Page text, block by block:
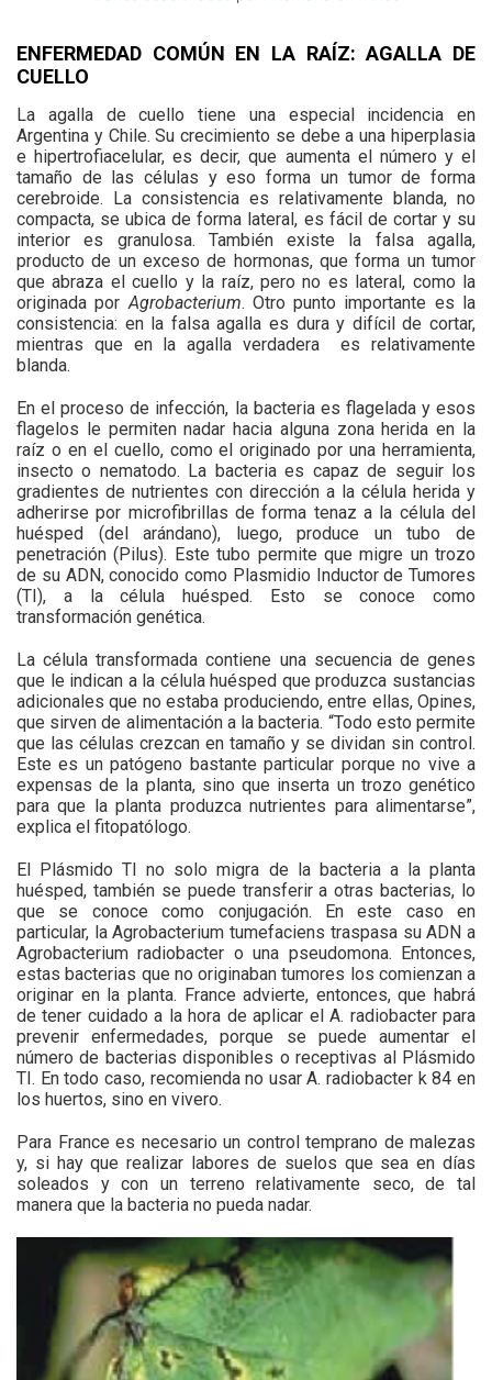
ENFERMEDAD COMÚN EN LA RAÍZ: AGALLA DE
CUELLO
La agalla de cuello tiene una especial incidencia en
Argentina y Chile. Su crecimiento se debe a una hiperplasia
e hipertrofiacelular, es decir, que aumenta el número y el
tamaño de las células y eso forma un tumor de forma
cerebroide. La consistencia es relativamente blanda, no
compacta, se ubica de forma lateral, es fácil de cortar y su
interior es granulosa. También existe la falsa agalla,
producto de un exceso de hormonas, que forma un tumor
que abraza el cuello y la raíz, pero no es lateral, como la
originada porAgrobacterium. Otro punto importante es la
consistencia: en la falsa agalla es dura y difícil de cortar,
mientras que en la agalla verdadera es relativamente
blanda.
En el proceso de infección, la bacteria es flagelada y esos
flagelos le permiten nadar hacia alguna zona herida en la
raíz o en el cuello, como el originado por una herramienta,
insecto o nematodo. La bacteria es capaz de seguir los
gradientes de nutrientes con dirección a la célula herida y
adherirse por microfibrillas de forma tenaz a la célula del
huésped (del arándano), luego, produce un tubo de
penetración (Pilus). Este tubo permite que migre un trozo
de su ADN, conocido como Plasmidio Inductor de Tumores
(TI), a la célula huésped. Esto se conoce como
transformación genética.
La célula transformada contiene una secuencia de genes
que le indican a la célula huésped que produzca sustancias
adicionales que no estaba produciendo, entre ellas, Opines,
que sirven de alimentación a la bacteria. “Todo esto permite
que las células crezcan en tamaño y se dividan sin control.
Este es un patógeno bastante particular porque no vive a
expensas de la planta, sino que inserta un trozo genético
para que la planta produzca nutrientes para alimentarse”,
explica el fitopatólogo.
El Plásmido TI no solo migra de la bacteria a la planta
huésped, también se puede transferir a otras bacterias, lo
que se conoce como conjugación. En este caso en
particular, la Agrobacterium tumefaciens traspasa su ADN a
Agrobacterium radiobacter o una pseudomona. Entonces,
estas bacterias que no originaban tumores los comienzan a
originar en la planta. France advierte, entonces, que habrá
de tener cuidado a la hora de aplicar el A. radiobacter para
prevenir enfermedades, porque se puede aumentar el
número de bacterias disponibles o receptivas al Plásmido
TI. En todo caso, recomienda no usar A. radiobacter k 84 en
los huertos, sino en vivero.
Para France es necesario un control temprano de malezas
y, si hay que realizar labores de suelos que sea en días
soleados y con un terreno relativamente seco, de tal
manera que la bacteria no pueda nadar.